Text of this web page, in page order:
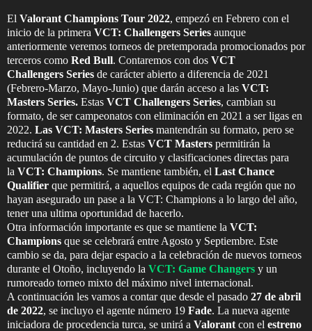
El Valorant Champions Tour 2022, empezó en Febrero con el
inicio de la primera VCT: Challengers Series aunque
anteriormente veremos torneos de pretemporada promocionados por
terceros como Red Bull. Contaremos con dos VCT
Challengers Series de carácter abierto a diferencia de 2021
(Febrero-Marzo, Mayo-Junio) que darán acceso a las VCT:
Masters Series. Estas VCT Challengers Series, cambian su
formato, de ser campeonatos con eliminación en 2021 a ser ligas en
2022. Las VCT: Masters Series mantendrán su formato, pero se
reducirá su cantidad en 2. Estas VCT Masters permitirán la
acumulación de puntos de circuito y clasificaciones directas para
la VCT: Champions. Se mantiene también, el Last Chance
Qualifier que permitirá, a aquellos equipos de cada región que no
hayan asegurado un pase a la VCT: Champions a lo largo del año,
tener una ultima oportunidad de hacerlo.
Otra información importante es que se mantiene la VCT:
Champions que se celebrará entre Agosto y Septiembre. Este
cambio se da, para dejar espacio a la celebración de nuevos torneos
durante el Otoño, incluyendo la VCT: Game Changers y un
rumoreado torneo mixto del máximo nivel internacional.
A continuación les vamos a contar que desde el pasado 27 de abril
de 2022, se incluyo el agente número 19 Fade. La nueva agente
iniciadora de procedencia turca, se unirá a Valorant con el estreno